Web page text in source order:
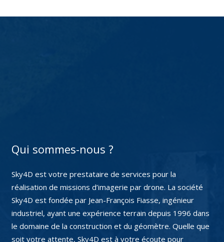
Qui sommes-nous ?
Sky4D est votre prestataire de services pour la
réalisation de missions d’imagerie par drone. La société
Sky4D est fondée par Jean-François Fiasse, ingénieur
industriel, ayant une expérience terrain depuis 1996 dans
le domaine de la construction et du géomètre. Quelle que
soit votre attente, Sky4D est à votre écoute pour